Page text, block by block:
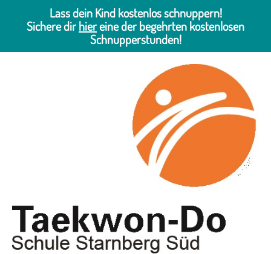
Lass dein Kind kostenlos schnuppern!
Sichere dirhiereine der begehrten kostenlosen
Schnupperstunden!